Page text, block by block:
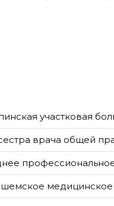
участковая
врача общей
медицинское